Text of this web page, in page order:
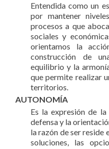
Entendida como un
por mantener
procesos a que
sociales y
orientamos la
construcción de
equilibrio y la
que permite realizar
territorios.
AUTONOMÍA
Es la expresión de
defensa y la
la razón de ser reside
soluciones, las